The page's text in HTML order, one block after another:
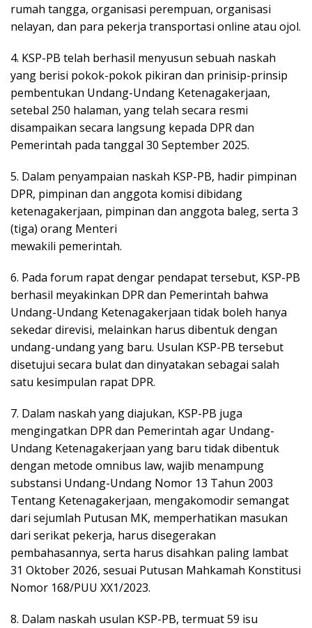
rumah tangga, organisasi perempuan, organisasi
nelayan, dan para pekerja transportasi online atau ojol.
4. KSP-PB telah berhasil menyusun sebuah naskah
yang berisi pokok-pokok pikiran dan prinisip-prinsip
pembentukan Undang-Undang Ketenagakerjaan,
setebal 250 halaman, yang telah secara resmi
disampaikan secara langsung kepada DPR dan
Pemerintah pada tanggal 30 September 2025.
5. Dalam penyampaian naskah KSP-PB, hadir pimpinan
DPR, pimpinan dan anggota komisi dibidang
ketenagakerjaan, pimpinan dan anggota baleg, serta 3
(tiga) orang Menteri
mewakili pemerintah.
6. Pada forum rapat dengar pendapat tersebut, KSP-PB
berhasil meyakinkan DPR dan Pemerintah bahwa
Undang-Undang Ketenagakerjaan tidak boleh hanya
sekedar direvisi, melainkan harus dibentuk dengan
undang-undang yang baru. Usulan KSP-PB tersebut
disetujui secara bulat dan dinyatakan sebagai salah
satu kesimpulan rapat DPR.
7. Dalam naskah yang diajukan, KSP-PB juga
mengingatkan DPR dan Pemerintah agar Undang-
Undang Ketenagakerjaan yang baru tidak dibentuk
dengan metode omnibus law, wajib menampung
substansi Undang-Undang Nomor 13 Tahun 2003
Tentang Ketenagakerjaan, mengakomodir semangat
dari sejumlah Putusan MK, memperhatikan masukan
dari serikat pekerja, harus disegerakan
pembahasannya, serta harus disahkan paling lambat
31 Oktober 2026, sesuai Putusan Mahkamah Konstitusi
Nomor 168/PUU XX1/2023.
8. Dalam naskah usulan KSP-PB, termuat 59 isu